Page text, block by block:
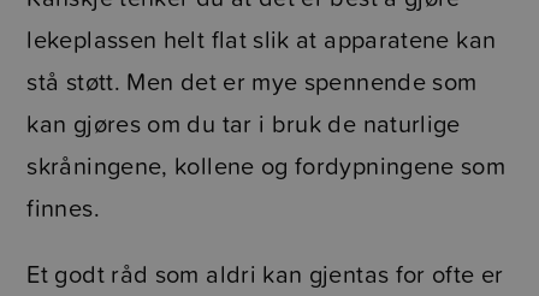
lekeplassen helt flat slik at apparatene kan
stå støtt. Men det er mye spennende som
kan gjøres om du tar i bruk de naturlige
skråningene, kollene og fordypningene som
finnes.
Et godt råd som aldri kan gjentas for ofte er